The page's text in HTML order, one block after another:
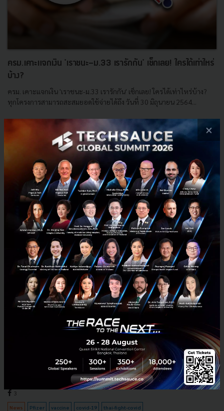
ครม.เคาะแจกเงิน 'เราชนะ-ม.33 เรารักกัน' เช็กเลย! ใครได้เท่าไหร่
บ้าง?
ครม. เคาะแจกเงิน 'เราชนะ-ม.33 เรารักกัน' เช็กเลย! ใครได้เท่าไหร่บ้าง?
ทุกโครงการสามารถสะสมยอดใช้จ่ายได้ถึง วันที่ 30 มิถุนายน 2564...
พฤษภาคม 11, 2021| ByTechsauce Team
เราชนะ ม.33-เรารักกัน thai-fight-covid
'Pfizer มาแล้ว' เตรียมเข้าไทยล็อตแรก 20 ล้านโดส ภายใน
‘Pfizer มาแล้ว’ เตรียมเข้าไทยล็อตแรก 20 ล้านโดส ภายในไตรมาส3-4 ปี
Techsauce Team
3
News Pfizer vaccine covid-19 thai-fight-covid
×